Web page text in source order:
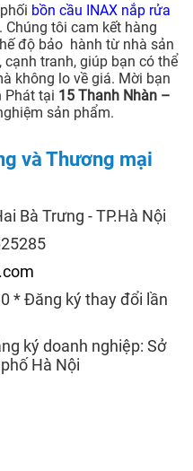
bồn cầu INAX nắp rửa
tôi cam kết hàng
độ bảo hành từ nhà sản
tranh, giúp bạn có thể
không lo về giá. Mời bạn
Phát tại 15 Thanh Nhàn –
sản phẩm.
và Thương mại
Bà Trưng - TP.Hà Nội
* Đăng ký thay đổi lần
ký doanh nghiệp: Sở
Hà Nội